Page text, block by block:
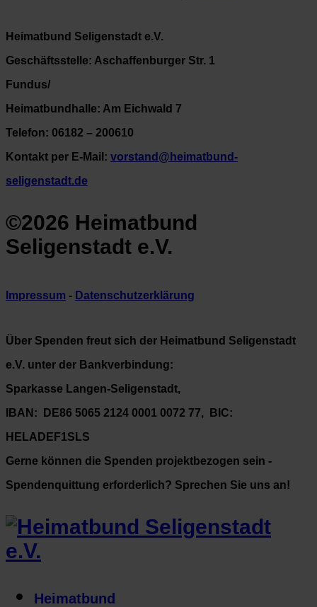
Heimatbund Seligenstadt e.V.
Geschäftsstelle: Aschaffenburger Str. 1
Fundus/
Heimatbundhalle: Am Eichwald 7
Telefon: 06182 – 200610
Kontakt per E-Mail: vorstand@heimatbund-
seligenstadt.de
©2026 Heimatbund
Seligenstadt e.V.
Impressum - Datenschutzerklärung
Über Spenden freut sich der Heimatbund Seligenstadt
e.V. unter der Bankverbindung:
Sparkasse Langen-Seligenstadt,
IBAN: DE86 5065 2124 0001 0072 77, BIC:
HELADEF1SLS
Gerne können die Spenden projektbezogen sein -
Spendenquittung erforderlich? Sprechen Sie uns an!
Heimatbund